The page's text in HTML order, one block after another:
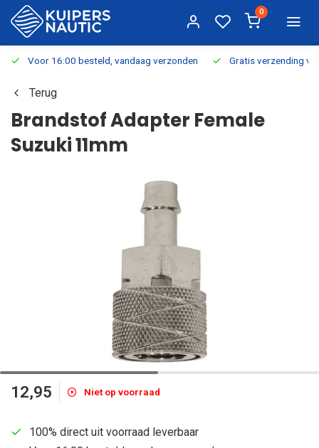
0
Voor 16:00 besteld, vandaag verzonden Gratis verzending
Terug
Brandstof Adapter Female
Suzuki 11mm
12,95 Niet op voorraad
100% direct uit voorraad leverbaar